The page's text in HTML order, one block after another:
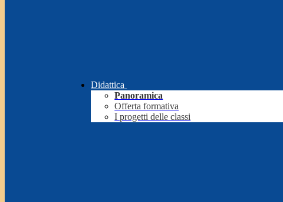
Didattica
Panoramica
Offerta formativa
I progetti delle classi